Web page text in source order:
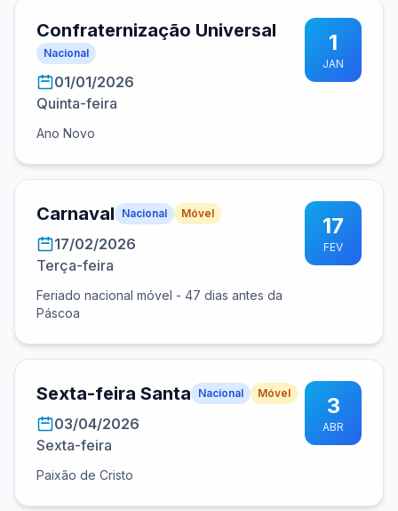
Confraternização Universal
Nacional
01/01/2026
Quinta-feira
Ano Novo
1
JAN
Carnaval Nacional Móvel
17/02/2026
Terça-feira
Feriado nacional móvel - 47 dias antes da
Páscoa
17
FEV
Sexta-feira Santa Nacional Móvel
03/04/2026
Sexta-feira
Paixão de Cristo
3
ABR